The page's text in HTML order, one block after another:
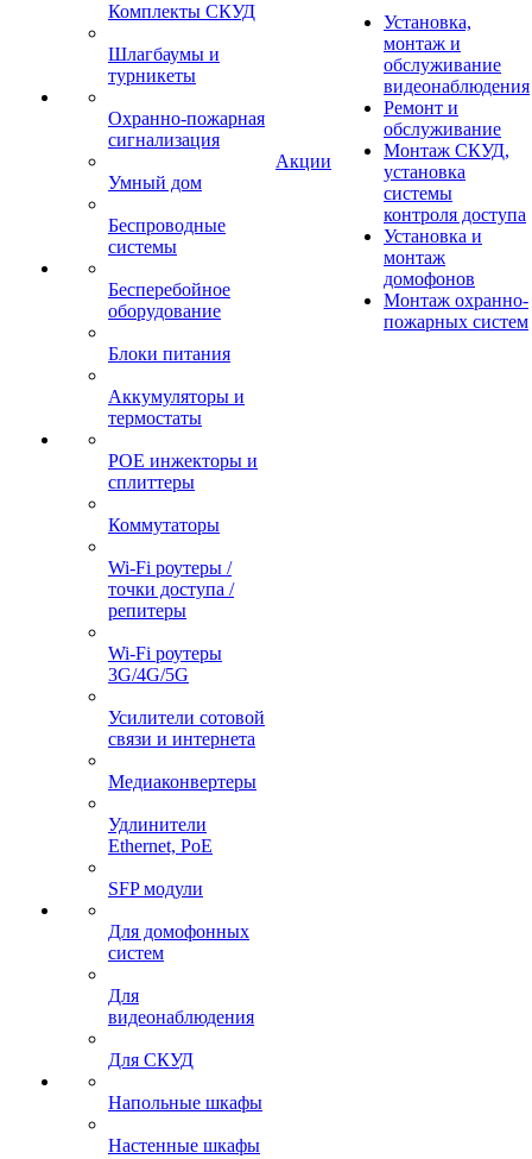
Комплекты СКУД
Шлагбаумы и
турникеты
Охранно-пожарная
сигнализация
Умный дом
Беспроводные
системы
Бесперебойное
оборудование
Блоки питания
Аккумуляторы и
термостаты
POE инжекторы и
сплиттеры
Коммутаторы
Wi-Fi роутеры /
точки доступа /
репитеры
Wi-Fi роутеры
3G/4G/5G
Усилители сотовой
связи и интернета
Медиаконвертеры
Удлинители
Ethernet, PoE
SFP модули
Для домофонных
систем
Для
видеонаблюдения
Для СКУД
Напольные шкафы
Настенные шкафы
Акции
Установка,
монтаж и
обслуживание
видеонаблюдения
Ремонт и
обслуживание
Монтаж СКУД,
установка
системы
контроля доступа
Установка и
монтаж
домофонов
Монтаж охранно-
пожарных систем